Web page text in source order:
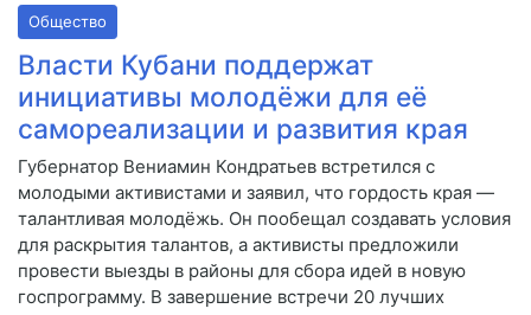
Общество
Власти Кубани поддержат
инициативы молодёжи для её
самореализации и развития края
Губернатор Вениамин Кондратьев встретился с
молодыми активистами и заявил, что гордость края —
талантливая молодёжь. Он пообещал создавать условия
для раскрытия талантов, а активисты предложили
провести выезды в районы для сбора идей в новую
госпрограмму. В завершение встречи 20 лучших